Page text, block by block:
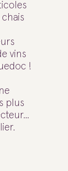
vins
!
plus